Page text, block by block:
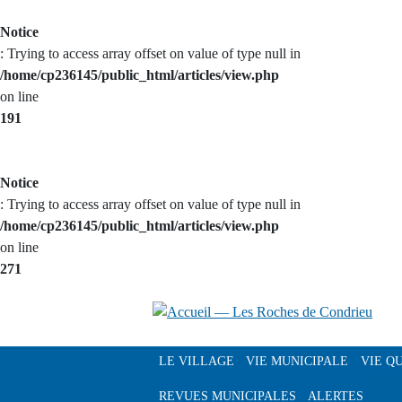
Notice
: Trying to access array offset on value of type null in
/home/cp236145/public_html/articles/view.php
on line
191
Notice
: Trying to access array offset on value of type null in
/home/cp236145/public_html/articles/view.php
on line
271
contenu
principal
LE VILLAGE
Notre pays dans le passé
VIE MUNICIPALE
L'équipe municipale
VIE
REVUES MUNICIPALES ALERTES